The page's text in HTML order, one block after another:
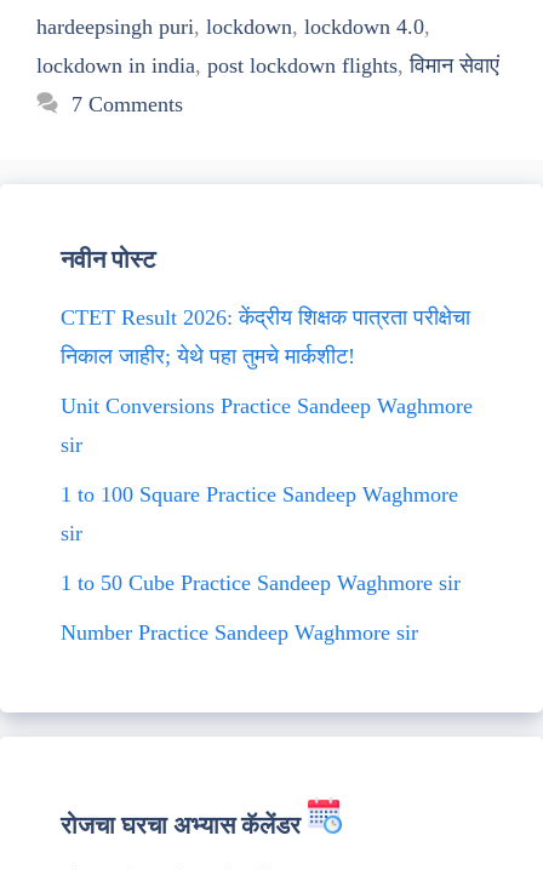
hardeepsingh puri, lockdown, lockdown 4.0,
lockdown in india, post lockdown flights,विमान सेवाएं
7 Comments
नवीन पोस्ट
CTET Result 2026: केंद्रीय शिक्षक पात्रता परीक्षेचा
निकाल जाहीर; येथे पहा तुमचे मार्कशीट!
Unit Conversions Practice Sandeep Waghmore
sir
1 to 100 Square Practice Sandeep Waghmore
sir
1 to 50 Cube Practice Sandeep Waghmore sir
Number Practice Sandeep Waghmore sir
रोजचा घरचा अभ्यास कॅलेंडर